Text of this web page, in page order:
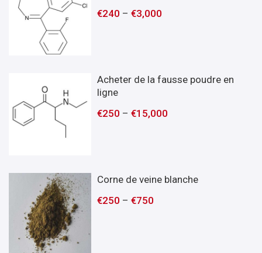
€240 –€3,000
Acheter de la fausse poudre en
ligne
€250 –€15,000
Corne de veine blanche
€250 –€750